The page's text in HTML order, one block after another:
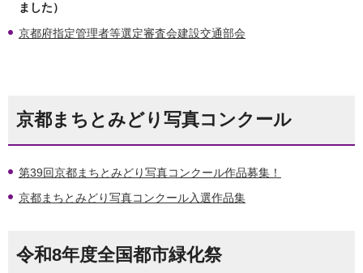
ました）
京都府指定管理者等選定審査会建設交通部会
京都まちとみどり写真コンクール
第39回京都まちとみどり写真コンクール作品募集！
京都まちとみどり写真コンクール入選作品集
令和8年度全国都市緑化祭